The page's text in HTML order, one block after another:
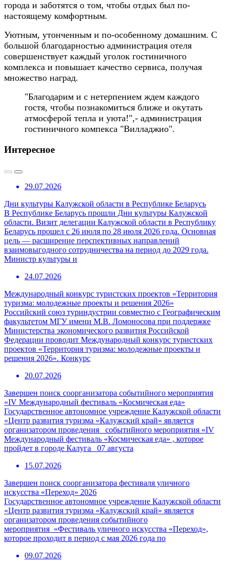
города и заботятся о том, чтобы отдых был по-
настоящему комфортным.
Уютным, утонченным и по-особенному домашним. С
большой благодарностью администрация отеля
совершенствует каждый уголок гостиничного
комплекса и повышает качество сервиса, получая
множество наград.
"Благодарим и с нетерпением ждем каждого
гостя, чтобы познакомиться ближе и окутать
атмосферой тепла и уюта!",- администрация
гостиничного компекса "Вилладжио".
Интересное
29.07.2026
Дни культуры Калужской области в Республике Беларусь
В Республике Беларусь прошли Дни культуры Калужской
области. Визит делегации Калужской области в Республику
Беларусь прошел с 26 июля по 28 июля 2026 года. Основная
цель — расширение перспективных направлений
взаимовыгодного сотрудничества на период до 2029 года.
Министр культуры и
24.07.2026
Международный конкурс туристских проектов «Территория
туризма: молодежные проекты и решения 2026»
Российский союз туриндустрии совместно с Географическим
факультетом МГУ имени М.В. Ломоносова при поддержке
Министерства экономического развития Российской
Федерации проводит Международный конкурс туристских
проектов «Территория туризма: молодежные проекты и
решения 2026». Конкурс
20.07.2026
Завершен поиск соорганизатора событийного мероприятия
«IV Международный фестиваль «Космическая еда»
Государственное автономное учреждение Калужской области
«Центр развития туризма «Калужский край» является
организатором проведения событийного мероприятия «IV
Международный фестиваль «Космическая еда» , которое
пройдет в городе Калуга 07 августа
15.07.2026
Завершен поиск соорганизатора фестиваля уличного
искусства «Переход» 2026
Государственное автономное учреждение Калужской области
«Центр развития туризма «Калужский край» является
организатором проведения событийного
мероприятия «Фестиваль уличного искусства «Переход»,
которое проходит в период с мая 2026 года по
09.07.2026